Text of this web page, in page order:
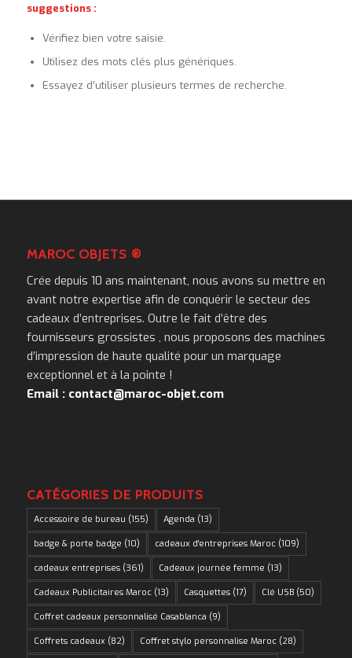
suggestions :
Vérifiez bien votre saisie.
Utilisez des mots clés plus génériques.
Essayez d’utiliser plusieurs termes de recherche.
MAROC OBJETS ®
Crée depuis 10 ans maintenant, nous avons su mettre en
avant notre expertise afin de conquérir le secteur des
cadeaux d’entreprises. Outre le fait d’être des
fournisseurs grossistes , nous proposons des machines
d’impression de haute qualité pour un marquage
exceptionnel et à la pointe !
Email : contact@maroc-objet.com
CATÉGORIES DE PRODUITS
Accessoire de bureau (155) Agenda (13)
badge & porte badge (10) cadeaux d'entreprises Maroc(109)
cadeaux entreprises(361) Cadeaux journée femme (13)
Cadeaux Publicitaires Maroc(13) Casquettes(17) Clé USB(50)
Coffret cadeaux personnalisé Casablanca (9)
Coffrets cadeaux (82) Coffret stylo personnalise Maroc(28)